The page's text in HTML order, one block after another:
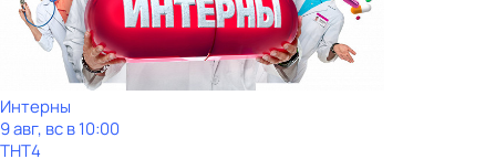
Интерны
9 авг, вс в 10:00
ТНТ4